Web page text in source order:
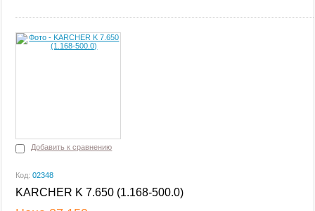
Добавить к сравнению
Код:02348
KARCHER K 7.650 (1.168-500.0)